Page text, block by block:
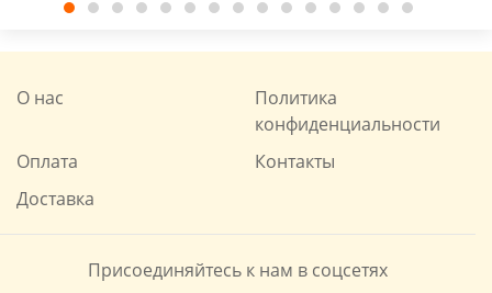
О нас
Политика
конфиденциальности
Оплата
Контакты
Доставка
Присоединяйтесь к нам в соцсетях